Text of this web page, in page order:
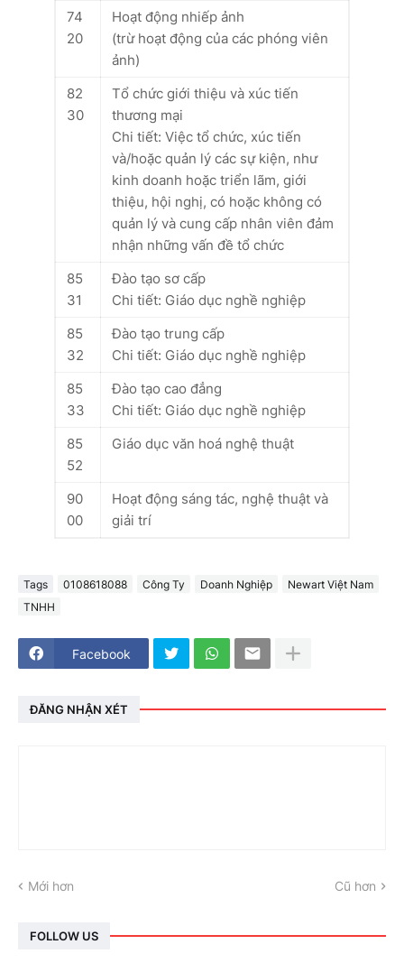
74
20
Hoạt động nhiếp ảnh
(trừ hoạt động của các phóng viên
ảnh)
82
30
Tổ chức giới thiệu và xúc tiến
thương mại
Chi tiết: Việc tổ chức, xúc tiến
và/hoặc quản lý các sự kiện, như
kinh doanh hoặc triển lãm, giới
thiệu, hội nghị, có hoặc không có
quản lý và cung cấp nhân viên đảm
nhận những vấn đề tổ chức
85
31
Đào tạo sơ cấp
Chi tiết: Giáo dục nghề nghiệp
85
32
Đào tạo trung cấp
Chi tiết: Giáo dục nghề nghiệp
85
33
Đào tạo cao đẳng
Chi tiết: Giáo dục nghề nghiệp
85
52
Giáo dục văn hoá nghệ thuật
90
00
Hoạt động sáng tác, nghệ thuật và
giải trí
Tags 0108618088 Công Ty Doanh Nghiệp
Newart Việt Nam
TNHH
Facebook
ĐĂNG NHẬN XÉT
Mới hơn Cũ hơn
FOLLOW US